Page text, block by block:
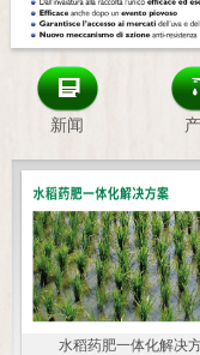
新闻
水稻药肥一体化解决